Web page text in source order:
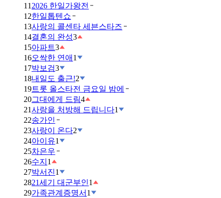
11 2026 한일가왕전
12한일톱텐쇼
13사랑의 콜센타 세븐스타즈
14결혼의 완성3
15아파트3
16오싹한 연애 1
17박보검3
18내일도 출근!2
19트롯 올스타전 금요일 밤에
20그대에게 드림4
21사랑을 처방해 드립니다1
22송가인
23사랑이 온다2
24아이유1
25차은우
26수지 1
27박서진1
2821세기 대군부인1
29가족관계증명서 1